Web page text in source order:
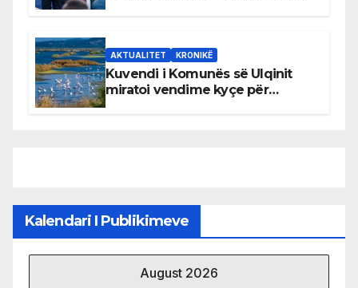
AKTUALITET KRONIKË
Kuvendi i Komunës së Ulqinit
miratoi vendime kyçe për
Kalendari I Publikimeve
August 2026